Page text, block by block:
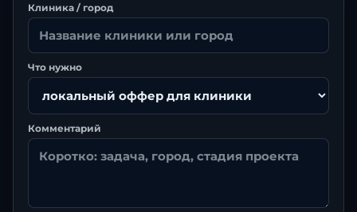
Клиника / город
Что нужно
Комментарий